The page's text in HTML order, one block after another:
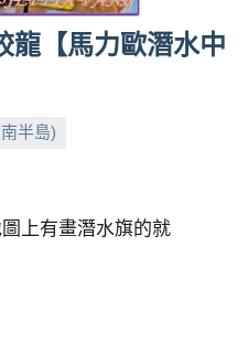
【馬力歐潛水中
半島)
上有畫潛水旗的就